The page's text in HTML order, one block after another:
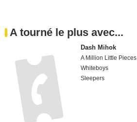
A tourné le plus avec...
Dash Mihok
A Million Little Pieces
Whiteboys
Sleepers